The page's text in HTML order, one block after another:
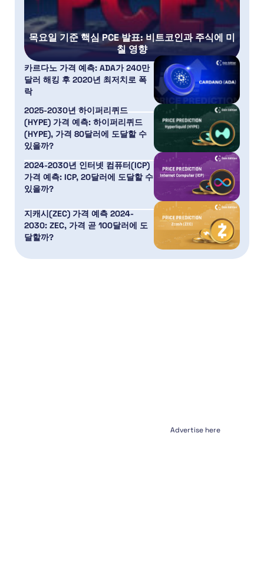
목요일 기준 핵심 PCE 발표: 비트코인과 주식에 미
칠 영향
카르다노 가격 예측: ADA가 240만
달러 해킹 후 2020년 최저치로 폭
락
2025-2030년 하이퍼리퀴드
(HYPE) 가격 예측: 하이퍼리퀴드
(HYPE), 가격 80달러에 도달할 수
있을까?
2024-2030년 인터넷 컴퓨터(ICP)
가격 예측: ICP, 20달러에 도달할 수
있을까?
지캐시(ZEC) 가격 예측 2024-
2030: ZEC, 가격 곧 100달러에 도
달할까?
Advertise here